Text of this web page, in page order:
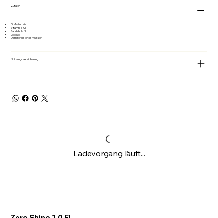
Zutaten
Bio-Naturreis
Vitamin-E-Öl
Sandelholzöl
Jojobaöl
Demineralisiertes Wasser
Nutzungsvereinbarung
Ladevorgang läuft...